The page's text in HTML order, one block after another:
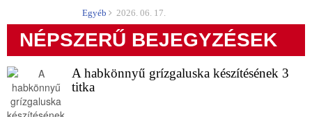
Egyéb 2026. 06. 17.
NÉPSZERŰ BEJEGYZÉSEK
A habkönnyű grízgaluska készítésének 3
titka